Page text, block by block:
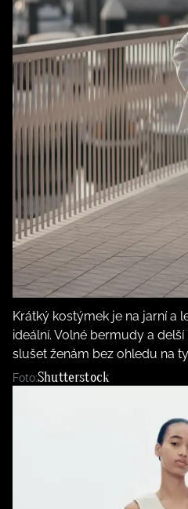
Krátký kostýmek je na jarní a
ideální. Volné bermudy a
slušet ženám bez ohledu na
Foto:Shutterstock